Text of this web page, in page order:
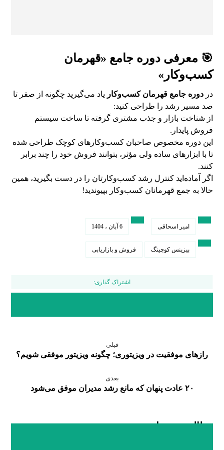
🎯 معرفی دوره جامع «قهرمان
کسب‌وکار»
دردوره جامع قهرمان کسب‌وکار یاد می‌گیرید چگونه از صفر تا
صد مسیر رشد را طراحی کنید:
از شناخت بازار و جذب مشتری گرفته تا ساخت سیستم
فروش پایدار.
این دوره مخصوص صاحبان کسب‌وکارهای کوچک طراحی شده
تا با ابزارهای ساده ولی مؤثر، بتوانند فروش خود را چند برابر
کنند.
اگر آماده‌اید کنترل رشد کسب‌وکارتان را در دست بگیرید، همین
حالا به جمع قهرمانان کسب‌وکار بپیوندید!
امیر اسحاقی 6 آبان ، 1404
بیزینس کوچینگ فروش و بازاریابی
قبلی
رازهای موفقیت در ویزیتوری؛ چگونه ویزیتور موفقی شویم؟
بعدی
۲۰ عادت پنهان که مانع رشد مدیران موفق می‌شود
مطالب مرتبط ...